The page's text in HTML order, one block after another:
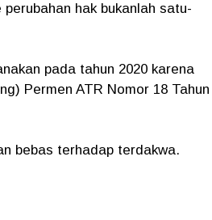
hak bukanlah satu-
pada tahun 2020 karena
Permen ATR Nomor 18 Tahun
bebas terhadap terdakwa.